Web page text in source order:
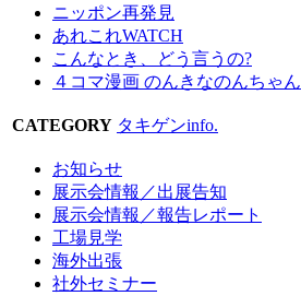
ニッポン再発見
あれこれWATCH
こんなとき、どう言うの?
４コマ漫画 のんきなのんちゃん
CATEGORY タキゲンinfo.
お知らせ
展示会情報／出展告知
展示会情報／報告レポート
工場見学
海外出張
社外セミナー